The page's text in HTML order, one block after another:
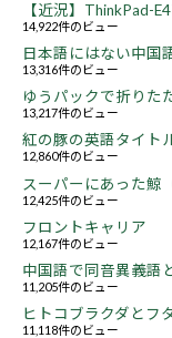
【近況】ThinkPad-
14,922件のビュー
日本語にはない中国
13,316件のビュー
ゆうパックで折りた
13,217件のビュー
紅の豚の英語タイト
12,860件のビュー
スーパーにあった鯨
12,425件のビュー
フロントキャリア
12,167件のビュー
中国語で同音異義語
11,205件のビュー
ヒトコブラクダとフ
11,118件のビュー